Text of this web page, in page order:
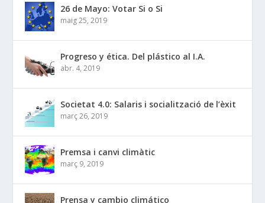
26 de Mayo: Votar Si o Si
maig 25, 2019
Progreso y ética. Del plástico al I.A.
abr. 4, 2019
Societat 4.0: Salaris i socialització de l’èxit
març 26, 2019
Premsa i canvi climàtic
març 9, 2019
Prensa y cambio climático